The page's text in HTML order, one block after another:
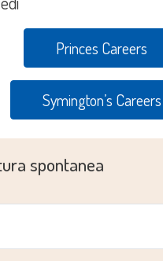
Princes Careers
Symington’s Careers
spontanea